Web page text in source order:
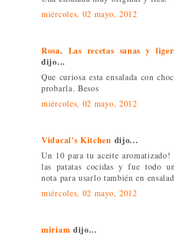
miércoles, 02 mayo, 2012
Rosa, Las recetas sanas y
dijo...
Que curiosa esta ensalada con
probarla. Besos
miércoles, 02 mayo, 2012
Vidacal's Kitchen dijo...
Un 10 para tu aceite
las patatas cocidas y fue todo
nota para usarlo también en
miércoles, 02 mayo, 2012
miriam dijo...